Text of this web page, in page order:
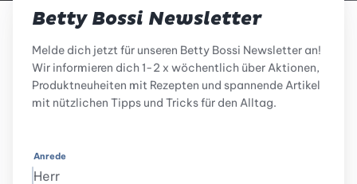
Betty Bossi Newsletter
Melde dich jetzt für unseren Betty Bossi Newsletter an!
Wir informieren dich 1-2 x wöchentlich über Aktionen,
Produktneuheiten mit Rezepten und spannende Artikel
mit nützlichen Tipps und Tricks für den Alltag.
Anrede
Herr